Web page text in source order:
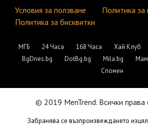
Условия за ползване
Политика за
Политика за бисквитки
МГБ 24 Часа 168 Часа Хай Клуб
BgDnes.bg
DotBg.bg Mila.bg
Спомен
© 2019 MenTrend. Всички права
Забранява се възпроизвеждането